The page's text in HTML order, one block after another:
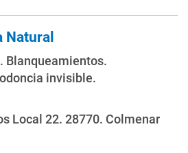
Natural
Blanqueamientos.
invisible.
Local 22. 28770. Colmenar